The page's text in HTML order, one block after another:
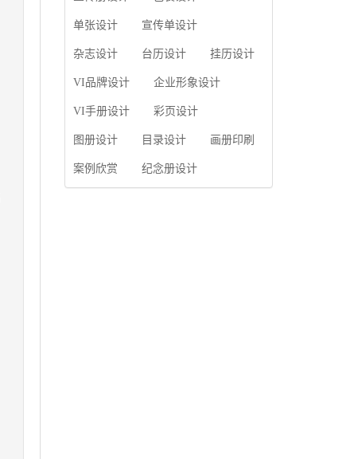
司的企业精神、核心理
单张设计 宣传单设计
杂志设计 台历设计 挂历设计
VI品牌设计 企业形象设计
VI手册设计 彩页设计
图册设计 目录设计 画册印刷
案例欣赏 纪念册设计